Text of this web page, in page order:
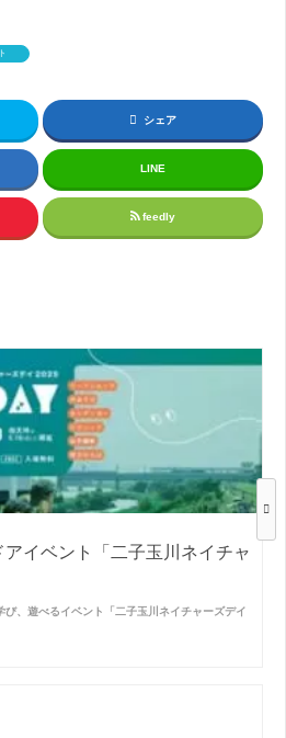
シェア
LINE
feedly
イベント「二子玉川ネイチャ
、遊べるイベント「二子玉川ネイチャーズデイ